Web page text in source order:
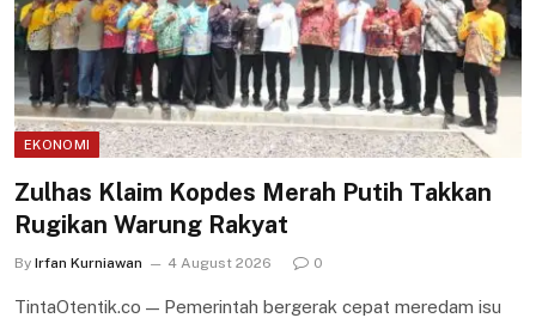
EKONOMI
Zulhas Klaim Kopdes Merah Putih Takkan
Rugikan Warung Rakyat
By Irfan Kurniawan 4 August 2026 0
TintaOtentik.co — Pemerintah bergerak cepat meredam isu